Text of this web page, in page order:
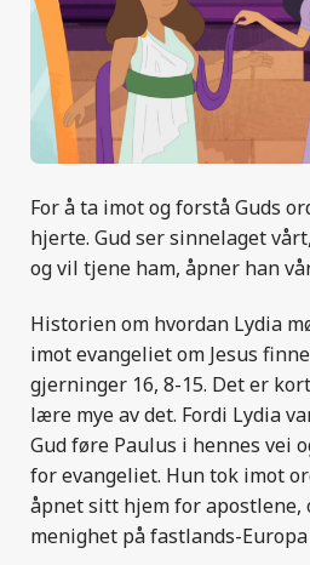
For å ta imot og forstå Guds
hjerte. Gud ser sinnelaget
og vil tjene ham, åpner han
Historien om hvordan Lydia
imot evangeliet om Jesus
gjerninger 16, 8-15. Det er
lære mye av det. Fordi Lydia
Gud føre Paulus i hennes vei
for evangeliet. Hun tok imot
åpnet sitt hjem for apostlene,
menighet på fastlands-